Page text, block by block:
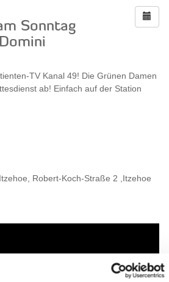
Sonntag
TV Kanal 49! Die Grünen Damen
ab! Einfach auf der Station
Robert-Koch-Straße 2 ,Itzehoe